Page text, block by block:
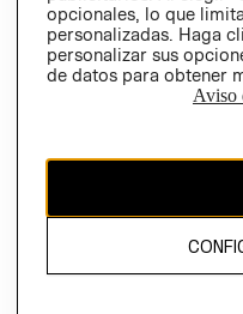
Uruguay ($U)
El contenido de esta página
propiedad de H&M Hennes &
opcionales, lo que
personalizadas. Haga
personalizar sus
de datos para obtener
Aviso